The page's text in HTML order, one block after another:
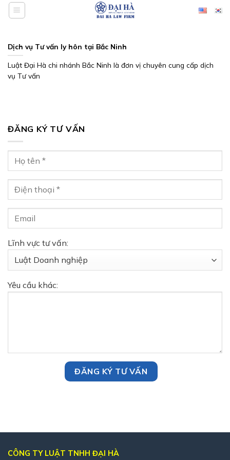
Bỏ
qua
dungDịch vụ Tư vấn ly hôn tại Bắc Ninh
Luật Đại Hà chi nhánh Bắc Ninh là đơn vị chuyên cung cấp dịch
vụ Tư vấn
ĐĂNG KÝ TƯ VẤN
Lĩnh vực tư vấn:
Yêu cầu khác:
CÔNG TY LUẬT TNHH ĐẠI HÀ